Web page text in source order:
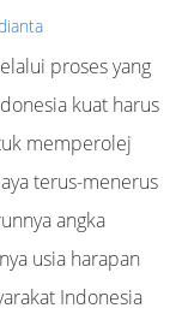
proses yang
kuat harus
memperolej
terus-menerus
angka
usia harapan
Indonesia